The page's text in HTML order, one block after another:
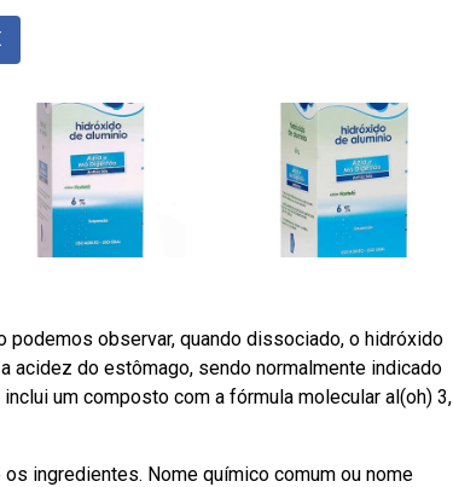
podemos observar, quando dissociado, o hidróxido
acidez do estômago, sendo normalmente indicado
um composto com a fórmula molecular al(oh) 3,
ingredientes. Nome químico comum ou nome